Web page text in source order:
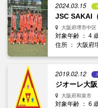
2024.03.15
JSC SAKAI
大阪府堺市中区
対象年齢 ： 4
住所 ： 大阪府
2019.02.12
ジオーレ大阪
大阪府和泉市
対象年齢 ： 6